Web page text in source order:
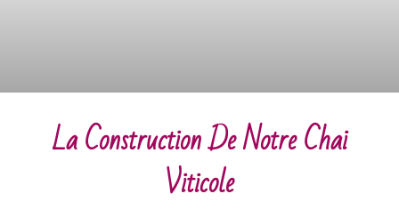
La Construction De Notre Chai
Viticole